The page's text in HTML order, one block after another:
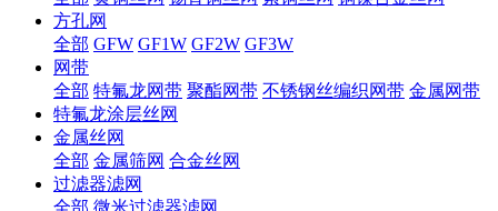
方孔网
全部 GFW GF1W GF2W GF3W
网带
全部 特氟龙网带 聚酯网带 不锈钢丝编织网带 金属网带
特氟龙涂层丝网
金属丝网
全部 金属筛网 合金丝网
过滤器滤网